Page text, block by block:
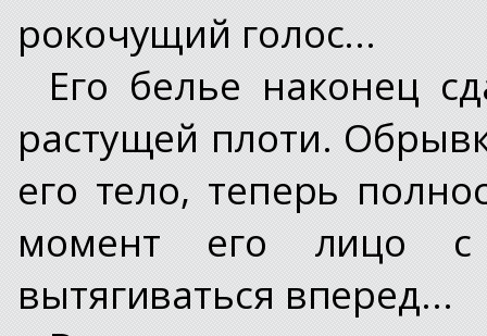
рокочущий голос...
Его белье наконец
растущей плоти.
его тело, теперь
момент его лицо с
вытягиваться вперед...